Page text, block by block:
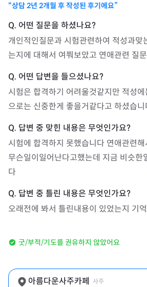
“상담2년 2개월 후 작성된 후기에요”
개인적인질문과 시험관련하여 적성과맞
는지에 대해서 여쭤보았고 연애관련 질
시험은 합격하기 어려울것같지만 적성
으로는 신중한게 좋을거같다고 하셨습니
시험에 합격하지 못했습니다 연애관련
무슨일이일어난다고했는데 지금 비슷한
다
오래전에 봐서 틀린내용이 있었는지 기
굿/부적/기도를 권유하지 않았어요
아름다운사주카페 사주